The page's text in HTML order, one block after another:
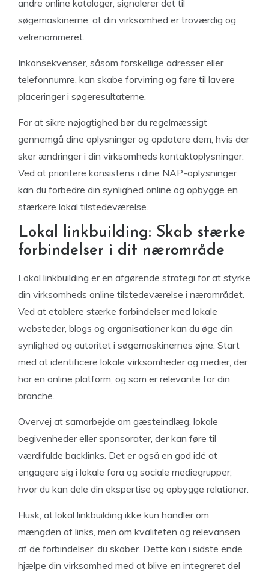
andre online kataloger, signalerer det til
søgemaskinerne, at din virksomhed er troværdig og
velrenommeret.
Inkonsekvenser, såsom forskellige adresser eller
telefonnumre, kan skabe forvirring og føre til lavere
placeringer i søgeresultaterne.
For at sikre nøjagtighed bør du regelmæssigt
gennemgå dine oplysninger og opdatere dem, hvis der
sker ændringer i din virksomheds kontaktoplysninger.
Ved at prioritere konsistens i dine NAP-oplysninger
kan du forbedre din synlighed online og opbygge en
stærkere lokal tilstedeværelse.
Lokal linkbuilding: Skab stærke
forbindelser i dit nærområde
Lokal linkbuilding er en afgørende strategi for at styrke
din virksomheds online tilstedeværelse i nærområdet.
Ved at etablere stærke forbindelser med lokale
websteder, blogs og organisationer kan du øge din
synlighed og autoritet i søgemaskinernes øjne. Start
med at identificere lokale virksomheder og medier, der
har en online platform, og som er relevante for din
branche.
Overvej at samarbejde om gæsteindlæg, lokale
begivenheder eller sponsorater, der kan føre til
værdifulde backlinks. Det er også en god idé at
engagere sig i lokale fora og sociale mediegrupper,
hvor du kan dele din ekspertise og opbygge relationer.
Husk, at lokal linkbuilding ikke kun handler om
mængden af links, men om kvaliteten og relevansen
af de forbindelser, du skaber. Dette kan i sidste ende
hjælpe din virksomhed med at blive en integreret del